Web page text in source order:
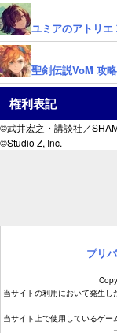
ユミアのアトリエ
聖剣伝説VoM 攻略
権利表記
©武井宏之・講談社／
©Studio Z, Inc.
プリ
当サイトの利用において発生
当サイト上で使用しているゲ